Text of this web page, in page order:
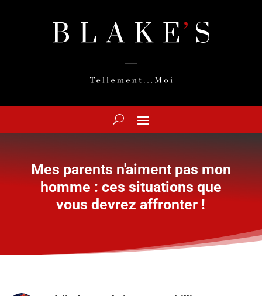
Mes parents n'aiment pas mon
homme : ces situations que
vous devrez affronter !